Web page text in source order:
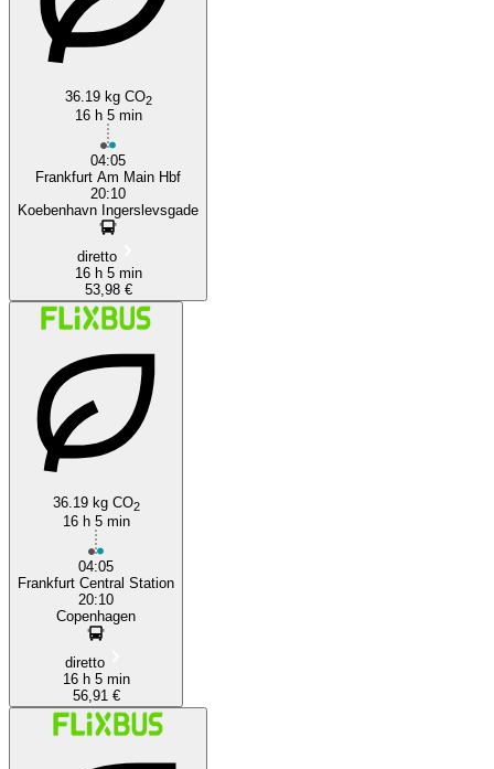
36.19 kg CO2
16 h 5 min
04:05
Frankfurt Am Main Hbf
20:10
Koebenhavn Ingerslevsgade
diretto
16 h 5 min
53,98 €
36.19 kg CO2
16 h 5 min
04:05
Frankfurt Central Station
20:10
Copenhagen
diretto
16 h 5 min
56,91 €